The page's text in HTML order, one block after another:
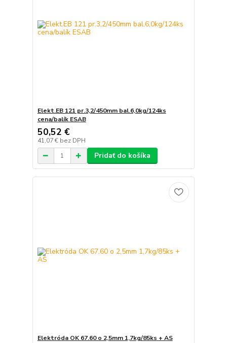
Elekt.EB 121 pr.3,2/450mm bal.6,0kg/124ks
cena/balík ESAB
50,52 €
41,07 € bez DPH
Pridať do košíka
Elektróda OK 67.60 o 2,5mm 1,7kg/85ks + AS